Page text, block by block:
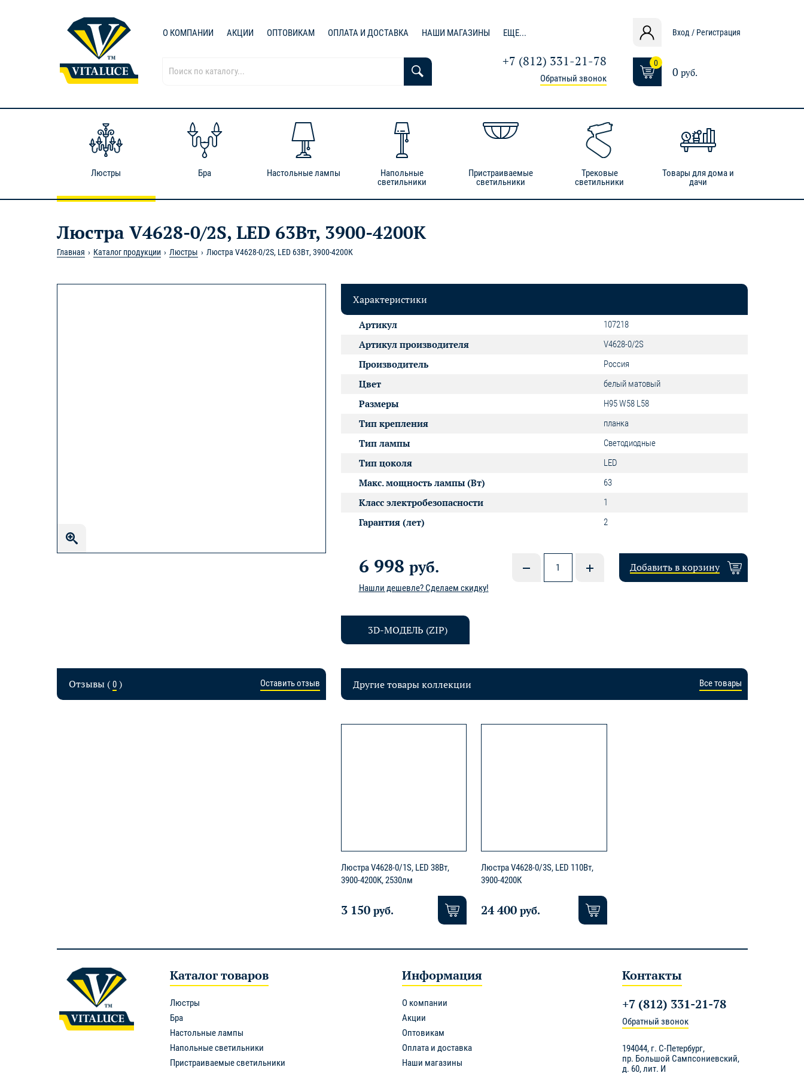
О КОМПАНИИ АКЦИИ ОПТОВИКАМ ОПЛАТА И ДОСТАВКА НАШИ МАГАЗИНЫ ЕЩЕ...
+7 (812) 331-21-78
Обратный звонок
Вход / Регистрация
0 руб.
0
Люстры Бра Настольные лампы
Напольные
светильники
Пристраиваемые
светильники
Трековые
светильники
Товары для дома и
дачи
Люстра V4628-0/2S, LED 63Вт, 3900-4200К
Главная Каталог продукции Люстры Люстра V4628-0/2S, LED 63Вт, 3900-4200К
Характеристики
Артикул 107218
Артикул производителя V4628-0/2S
Производитель Россия
Цвет белый матовый
Размеры H95 W58 L58
Тип крепления планка
Тип лампы Светодиодные
Тип цоколя LED
Макс. мощность лампы (Вт) 63
Класс электробезопасности 1
Гарантия (лет) 2
6 998 руб. Добавить в корзину
Нашли дешевле? Сделаем скидку!
3D-МОДЕЛЬ (ZIP)
Отзывы ( 0) Оставить отзыв Другие товары коллекции Все товары
Люстра V4628-0/1S, LED 38Вт,
3900-4200К, 2530лм
3 150 руб.
Люстра V4628-0/3S, LED 110Вт,
3900-4200К
24 400руб.
Каталог товаров
Люстры
Бра
Настольные лампы
Напольные светильники
Пристраиваемые светильники
Информация
О компании
Акции
Оптовикам
Оплата и доставка
Наши магазины
Контакты
+7 (812) 331-21-78
Обратный звонок
194044, г. С-Петербург,
пр. Большой Сампсониевский,
д. 60, лит. И